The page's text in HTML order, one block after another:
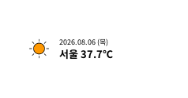
2026.08.06 (목)
서울 37.7℃
-5686초 전 >[속보]산업장관 "美무
-32250초 전 > 日방위성, 北이 동해